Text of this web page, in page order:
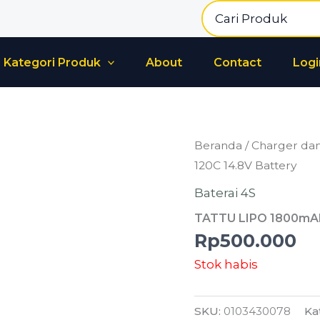
Search
for:
Kategori Produk About Contact
Beranda / Charger
120C 14.8V Battery
Baterai 4S
TATTU LIPO
Rp500.000
Stok habis
SKU: 0103430078